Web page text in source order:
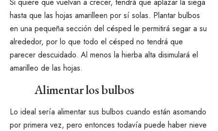
hasta que las hojas amarilleen por sí solas. Plantar bulbos
en una pequeña sección del césped le permitirá segar a su
alrededor, por lo que todo el césped no tendrá que
parecer descuidado. Al menos la hierba alta disimulará el
amarilleo de las hojas.
Alimentar los bulbos
Lo ideal sería alimentar sus bulbos cuando están asomando
por primera vez, pero entonces todavía puede haber nieve